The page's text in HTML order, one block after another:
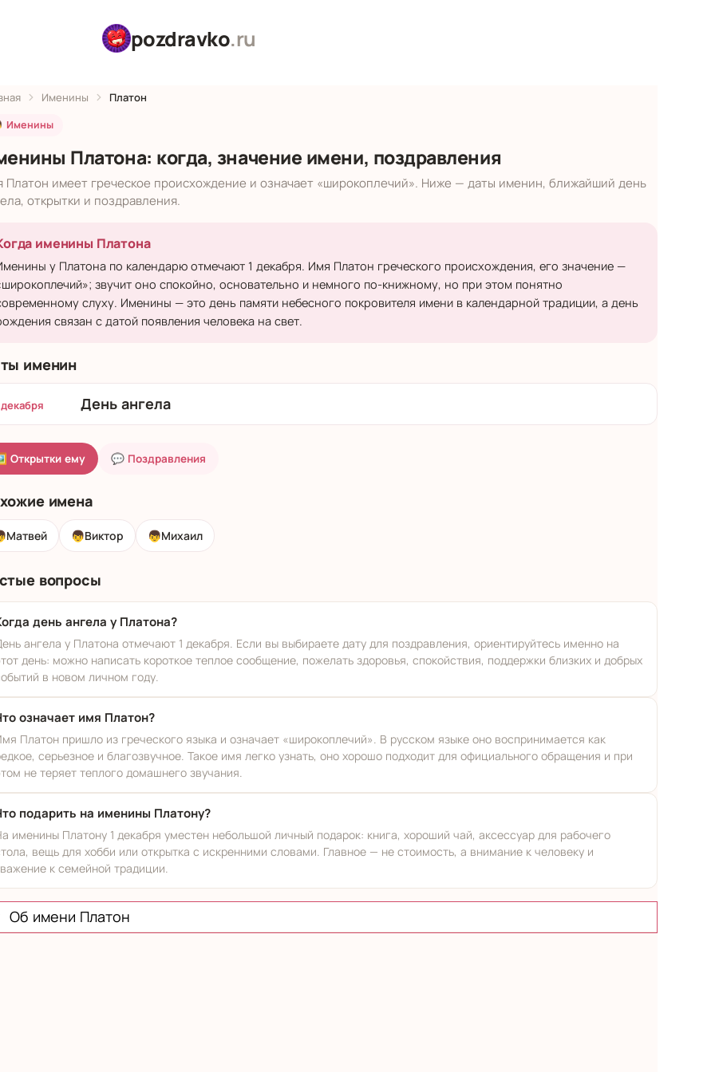
pozdravko.ru
Именины Платон
Именины
Платона: когда, значение имени, поздравления
Платон имеет греческое происхождение и означает «широкоплечий». Ниже — даты именин, ближайший день
открытки и поздравления.
именины Платона
у Платона по календарю отмечают 1 декабря. Имя Платон греческого происхождения, его значение —
звучит оно спокойно, основательно и немного по-книжному, но при этом понятно
слуху. Именины — это день памяти небесного покровителя имени в календарной традиции, а день
связан с датой появления человека на свет.
именин
День ангела
Открытки ему 💬 Поздравления
имена
Матвей 👦Виктор 👦Михаил
вопросы
день ангела у Платона?
ангела у Платона отмечают 1 декабря. Если вы выбираете дату для поздравления, ориентируйтесь именно на
день: можно написать короткое теплое сообщение, пожелать здоровья, спокойствия, поддержки близких и добрых
в новом личном году.
означает имя Платон?
Платон пришло из греческого языка и означает «широкоплечий». В русском языке оно воспринимается как
серьезное и благозвучное. Такое имя легко узнать, оно хорошо подходит для официального обращения и при
не теряет теплого домашнего звучания.
подарить на именины Платону?
именины Платону 1 декабря уместен небольшой личный подарок: книга, хороший чай, аксессуар для рабочего
вещь для хобби или открытка с искренними словами. Главное — не стоимость, а внимание к человеку и
к семейной традиции.
Об имени Платон